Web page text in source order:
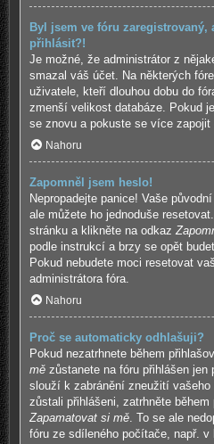
Byl jsem ve fóru zaregistrovaný,
přihlásit?!
Je možné, že administrátor z
smazal váš účet. Na některých
uživatele, kteří dlouhou dobu do
zmenší velikost databáze. Pokud
se znovu a pokuste se více zapojit
Nahoru
Zapomněl jsem heslo!
Nepropadejte panice! Vaše
ale můžete ho jednoduše
stránku a klikněte na odkaz
podle instrukcí a brzy se opět
Pokud nebudete moci resetovat
administrátora fóra.
Nahoru
Proč se automaticky odhlašuji?
Pokud nezatrhnete během
mězůstanete na fóru přihlášen jen
slouží k zabránění zneužití
zůstali přihlášeni, zatrhněte
Zapamatovat si mě. To se ale
fóru ze sdíleného počítače, např. v